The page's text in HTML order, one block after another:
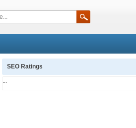
SEO Ratings
...